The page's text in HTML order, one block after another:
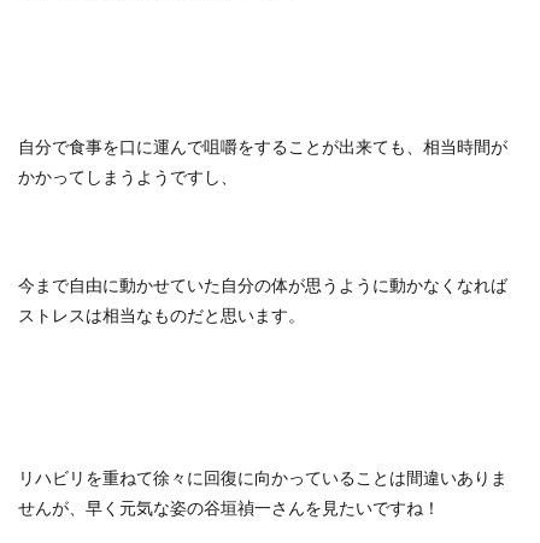
自分で食事を口に運んで咀嚼をすることが出来ても、相当時間が
かかってしまうようですし、
今まで自由に動かせていた自分の体が思うように動かなくなれば
ストレスは相当なものだと思います。
リハビリを重ねて徐々に回復に向かっていることは間違いありま
せんが、早く元気な姿の谷垣禎一さんを見たいですね！